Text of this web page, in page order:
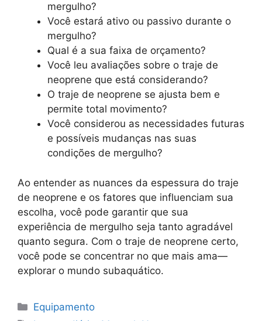
mergulho?
Você estará ativo ou passivo durante o
mergulho?
Qual é a sua faixa de orçamento?
Você leu avaliações sobre o traje de
neoprene que está considerando?
O traje de neoprene se ajusta bem e
permite total movimento?
Você considerou as necessidades futuras
e possíveis mudanças nas suas
condições de mergulho?
Ao entender as nuances da espessura do traje
de neoprene e os fatores que influenciam sua
escolha, você pode garantir que sua
experiência de mergulho seja tanto agradável
quanto segura. Com o traje de neoprene certo,
você pode se concentrar no que mais ama—
explorar o mundo subaquático.
Categorias
Equipamento